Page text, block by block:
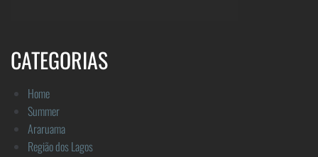
CATEGORIAS
Home
Summer
Araruama
Região dos Lagos